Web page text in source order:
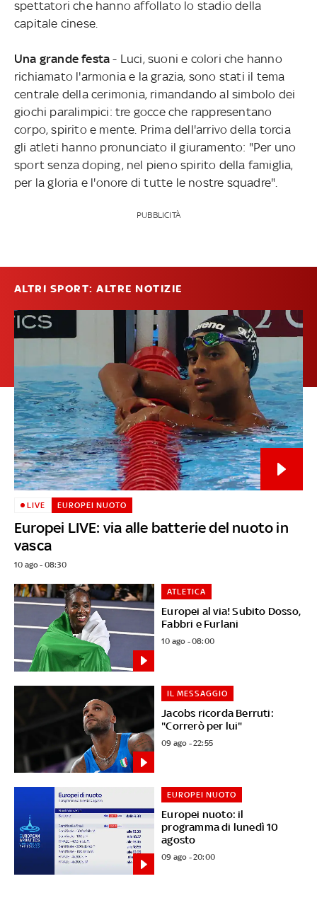
spettatori che hanno affollato lo stadio della
capitale cinese.
Una grande festa - Luci, suoni e colori che hanno
richiamato l'armonia e la grazia, sono stati il tema
centrale della cerimonia, rimandando al simbolo dei
giochi paralimpici: tre gocce che rappresentano
corpo, spirito e mente. Prima dell'arrivo della torcia
gli atleti hanno pronunciato il giuramento: "Per uno
sport senza doping, nel pieno spirito della famiglia,
per la gloria e l'onore di tutte le nostre squadre".
PUBBLICITÀ
ALTRI SPORT: ALTRE NOTIZIE
Europei LIVE: via alle batterie del nuoto in
vasca
LIVE EUROPEI NUOTO
10 ago - 08:30
Europei al via! Subito Dosso,
Fabbri e Furlani
ATLETICA
10 ago - 08:00
Jacobs ricorda Berruti:
"Correrò per lui"
IL MESSAGGIO
09 ago - 22:55
Europei nuoto: il
programma di lunedì 10
agosto
EUROPEI NUOTO
09 ago - 20:00